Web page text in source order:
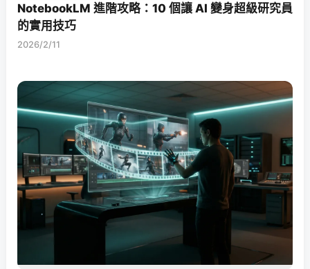
NotebookLM 進階攻略：10 個讓 AI 變身超級研究員
的實用技巧
2026/2/11